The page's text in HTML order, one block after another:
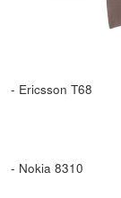
- Ericsson T68
- Nokia 8310